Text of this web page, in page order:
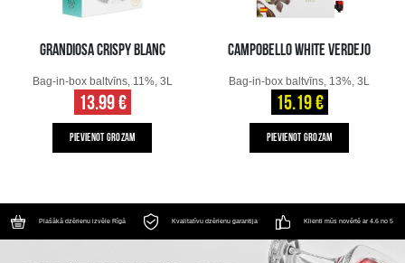
GRANDIOSA CRISPY BLANC
Bag-in-box baltvīns, 11%, 3L
13.99 €
PIEVIENOT GROZAM
CAMPOBELLO WHITE VERDEJO
Bag-in-box baltvīns, 13%, 3L
15.19 €
PIEVIENOT GROZAM
Plašākā dzērienu izvēle Rīgā Kvalitatīvu dzērienu garantija Klienti mūs novērtē ar 4.6 no 5